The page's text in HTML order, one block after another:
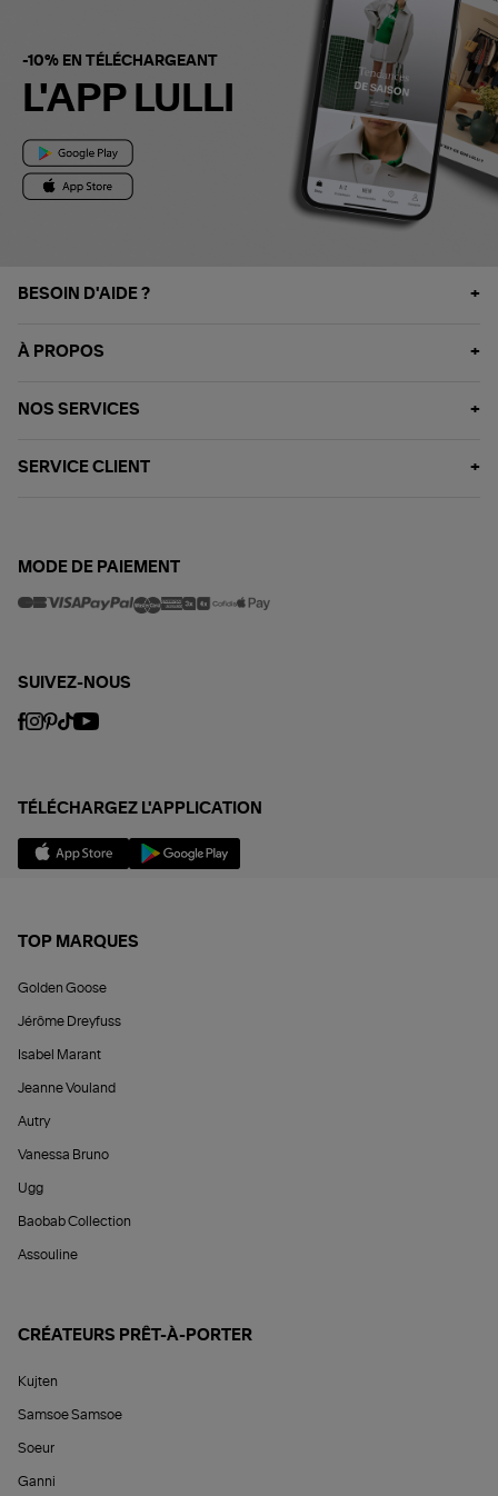
-10% EN TÉLÉCHARGEANT
L'APP LULLI
BESOIN D'AIDE ?
À PROPOS
NOS SERVICES
SERVICE CLIENT
MODE DE PAIEMENT
SUIVEZ-NOUS
TÉLÉCHARGEZ L'APPLICATION
TOP MARQUES
Golden Goose
Jérôme Dreyfuss
Isabel Marant
Jeanne Vouland
Autry
Vanessa Bruno
Ugg
Baobab Collection
Assouline
CRÉATEURS PRÊT-À-PORTER
Kujten
Samsoe Samsoe
Soeur
Ganni